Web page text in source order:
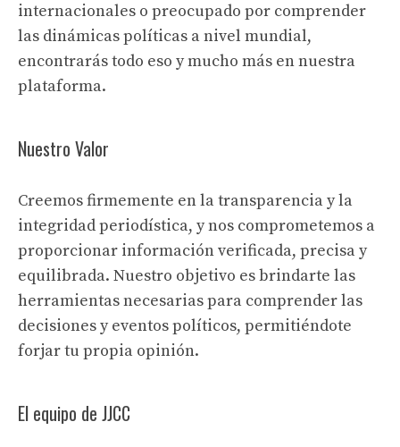
internacionales o preocupado por comprender
las dinámicas políticas a nivel mundial,
encontrarás todo eso y mucho más en nuestra
plataforma.
Nuestro Valor
Creemos firmemente en la transparencia y la
integridad periodística, y nos comprometemos a
proporcionar información verificada, precisa y
equilibrada. Nuestro objetivo es brindarte las
herramientas necesarias para comprender las
decisiones y eventos políticos, permitiéndote
forjar tu propia opinión.
El equipo de JJCC